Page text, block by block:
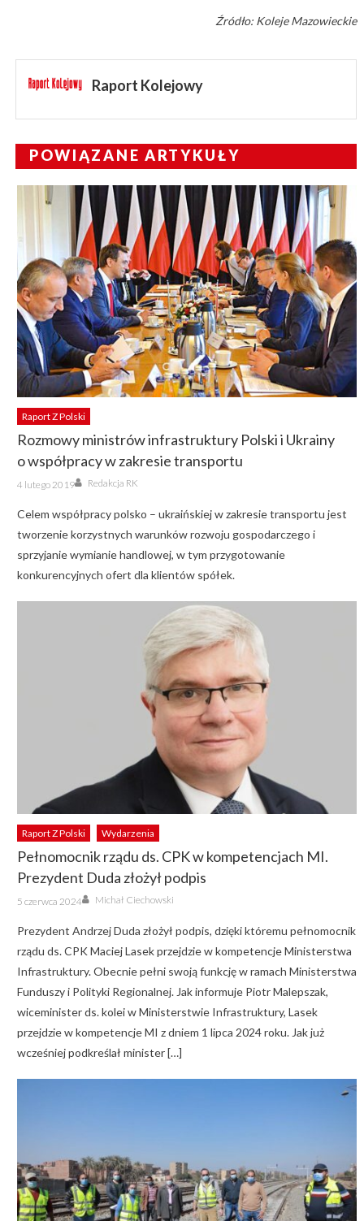
Źródło: Koleje Mazowieckie
Raport Kolejowy
POWIĄZANE ARTYKUŁY
Raport Z Polski
Rozmowy ministrów infrastruktury Polski i Ukrainy
o współpracy w zakresie transportu
Posted
on
4 lutego 2019 Author
Redakcja RK
Celem współpracy polsko – ukraińskiej w zakresie transportu jest
tworzenie korzystnych warunków rozwoju gospodarczego i
sprzyjanie wymianie handlowej, w tym przygotowanie
konkurencyjnych ofert dla klientów spółek.
Raport Z Polski Wydarzenia
Pełnomocnik rządu ds. CPK w kompetencjach MI.
Prezydent Duda złożył podpis
Posted
on
5 czerwca 2024 Author
Michał Ciechowski
Prezydent Andrzej Duda złożył podpis, dzięki któremu pełnomocnik
rządu ds. CPK Maciej Lasek przejdzie w kompetencje Ministerstwa
Infrastruktury. Obecnie pełni swoją funkcję w ramach Ministerstwa
Funduszy i Polityki Regionalnej. Jak informuje Piotr Malepszak,
wiceminister ds. kolei w Ministerstwie Infrastruktury, Lasek
przejdzie w kompetencje MI z dniem 1 lipca 2024 roku. Jak już
wcześniej podkreślał minister […]